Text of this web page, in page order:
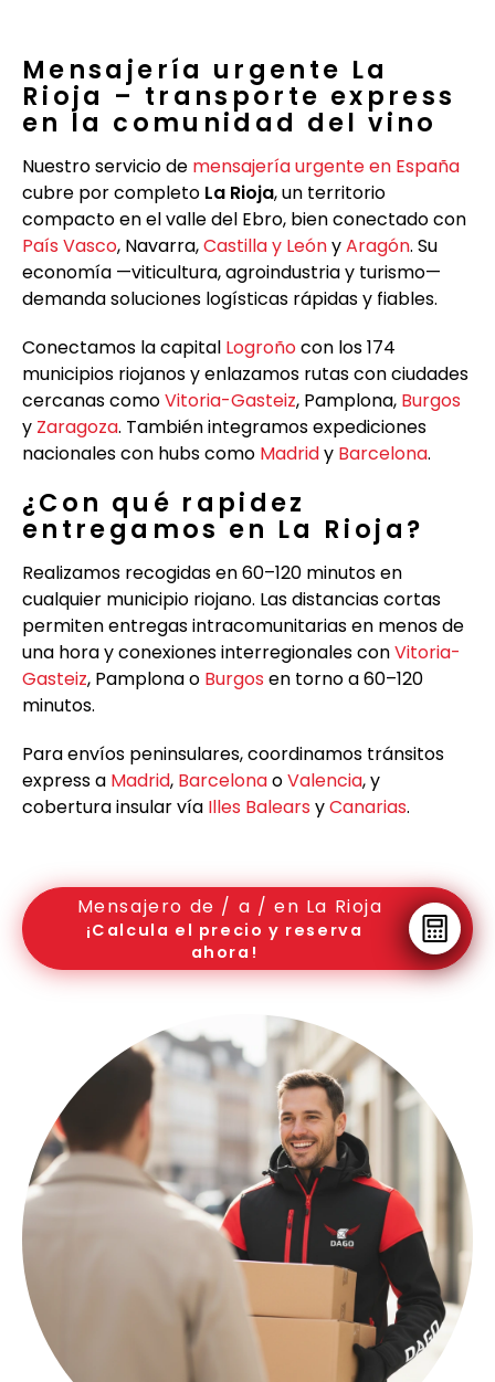
Mensajería urgente La
Rioja – transporte express
en la comunidad del vino
Nuestro servicio de mensajería urgente en España
cubre por completo La Rioja, un territorio
compacto en el valle del Ebro, bien conectado con
País Vasco, Navarra,Castilla y LeónyAragón. Su
economía —viticultura, agroindustria y turismo—
demanda soluciones logísticas rápidas y fiables.
Conectamos la capital Logroñocon los 174
municipios riojanos y enlazamos rutas con ciudades
cercanas comoVitoria-Gasteiz, Pamplona, Burgos
y Zaragoza. También integramos expediciones
nacionales con hubs como Madridy Barcelona.
¿Con qué rapidez
entregamos en La Rioja?
Realizamos recogidas en 60–120 minutos en
cualquier municipio riojano. Las distancias cortas
permiten entregas intracomunitarias en menos de
una hora y conexiones interregionales conVitoria-
Gasteiz, Pamplona o Burgos en torno a 60–120
minutos.
Para envíos peninsulares, coordinamos tránsitos
express a Madrid, BarcelonaoValencia, y
cobertura insular vía Illes Balears yCanarias.
Mensajero de / a / en La Rioja
¡Calcula el precio y reserva
ahora!